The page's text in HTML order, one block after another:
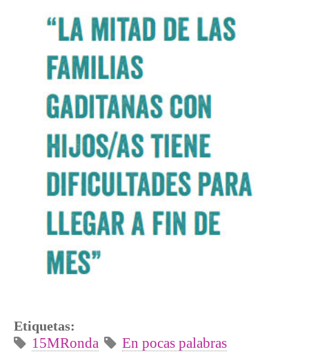
Etiquetas:
15MRonda
En pocas palabras